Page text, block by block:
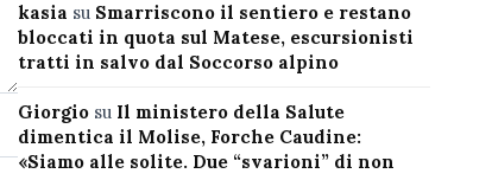
kasia su Smarriscono il sentiero e restano
bloccati in quota sul Matese, escursionisti
tratti in salvo dal Soccorso alpino
Giorgiosu Il ministero della Salute
dimentica il Molise, Forche Caudine:
«Siamo alle solite. Due “svarioni” di non